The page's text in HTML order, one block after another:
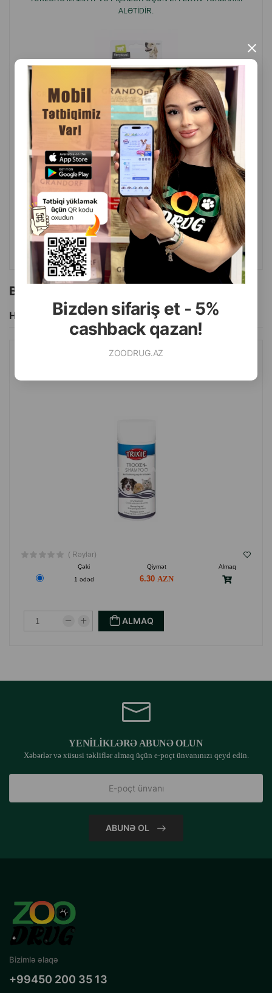
Bizdən sifariş et - 5%
cashback qazan!
ZOODRUG.AZ
×
ALƏTIDIR.
( Rəylər)
Qiymət
Almaq
1 ədəd
24.00
ALMAQ
Bu brendin başqa məhsulları
Hamısını Gör
( Rəylər)
Çəki Qiymət
Almaq
1 ədəd
6.30
ALMAQ
YENILIKLƏRƏ ABUNƏ OLUN
Xəbərlər və xüsusi təkliflər almaq üçün e-poçt ünvanınızı qeyd edin.
ABUNƏ OL
Bizimlə əlaqə
+99450 200 35 13